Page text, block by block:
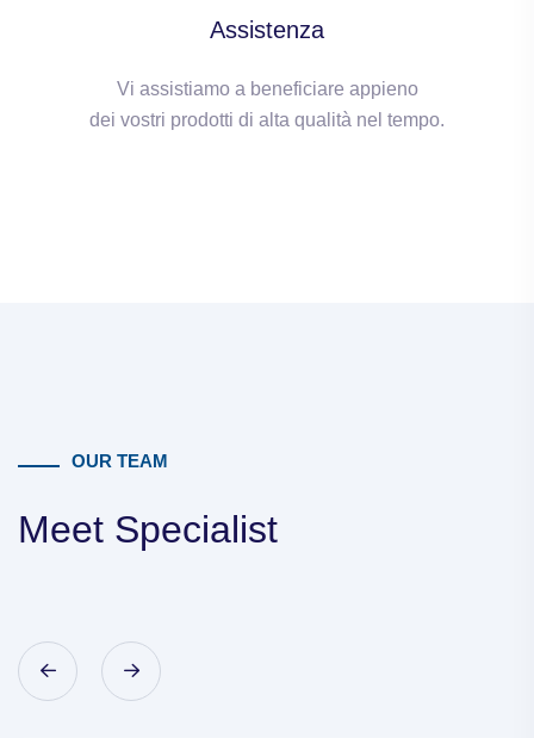
Assistenza
Vi assistiamo a beneficiare appieno
dei vostri prodotti di alta qualità nel tempo.
OUR TEAM
Meet Specialist